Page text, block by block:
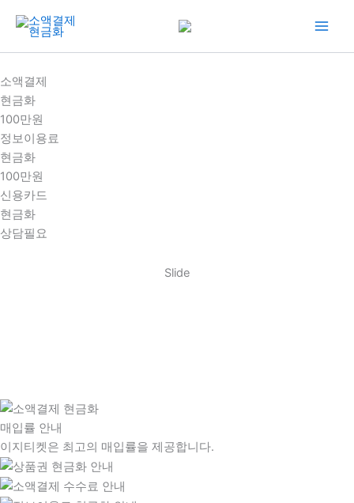
건
너
뛰
기
소액결제
현금화
100만원
정보이용료
현금화
100만원
신용카드
현금화
상담필요
Slide
매입률 안내
이지티켓은 최고의 매입률을 제공합니다.